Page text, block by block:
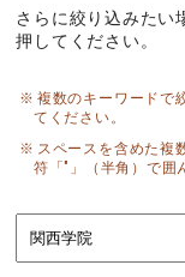
さらに絞り込みたい
押してください。
複数のキーワードで
てください。
スペースを含めた複
符「"」（半角）で囲